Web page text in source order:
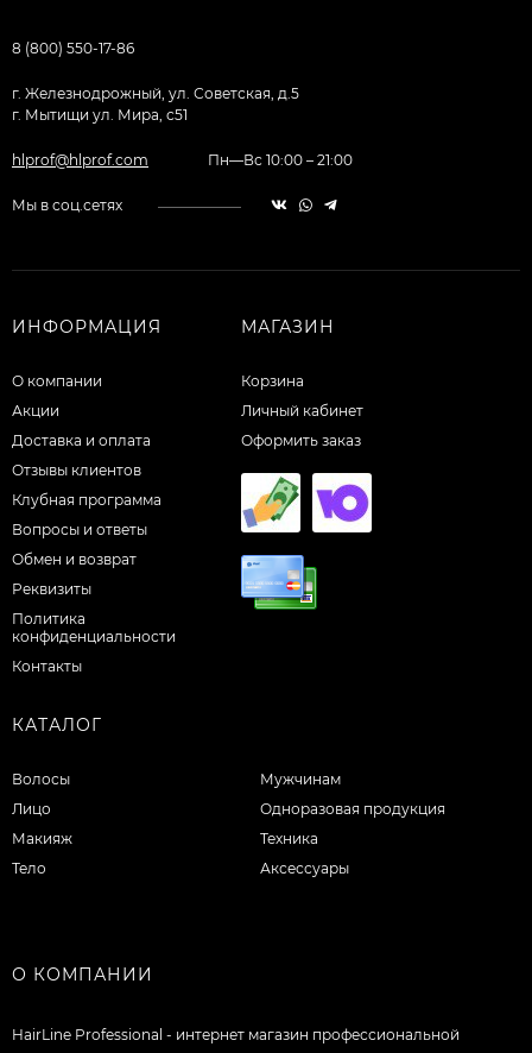
8 (800) 550-17-86
г. Железнодрожный, ул. Советская, д.5
г. Мытищи ул. Мира, с51
hlprof@hlprof.com Пн—Вс 10:00 – 21:00
Мы в соц.сетях
ИНФОРМАЦИЯ
О компании
Акции
Доставка и оплата
Отзывы клиентов
Клубная программа
Вопросы и ответы
Обмен и возврат
Реквизиты
Политика
конфиденциальности
Контакты
МАГАЗИН
Корзина
Личный кабинет
Оформить заказ
КАТАЛОГ
Волосы
Лицо
Макияж
Тело
Мужчинам
Одноразовая продукция
Техника
Аксессуары
О КОМПАНИИ
HairLine Professional - интернет магазин профессиональной